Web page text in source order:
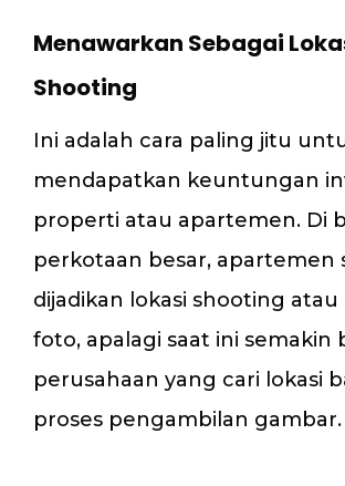
Menawarkan Sebagai
Shooting
Ini adalah cara paling jitu
mendapatkan keuntungan
properti atau apartemen. Di
perkotaan besar, apartemen
dijadikan lokasi shooting
foto, apalagi saat ini semakin
perusahaan yang cari lokasi
proses pengambilan gambar.